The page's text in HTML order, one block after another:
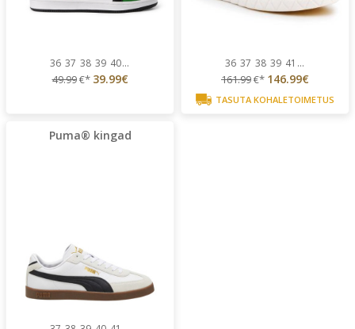
36 37 38 39 40...
49.99€* 39.99€
36 37 38 39 41 ...
161.99€* 146.99€
TASUTA KOHALETOIMETUS
Puma® kingad